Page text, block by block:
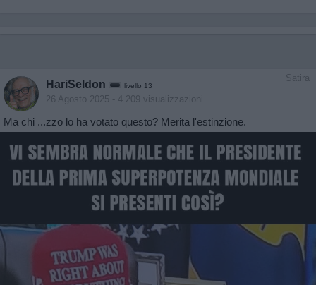
Satira
HariSeldon livello 13
26 Agosto 2025 - 4.209 visualizzazioni
Ma chi ...zzo lo ha votato questo? Merita l'estinzione.